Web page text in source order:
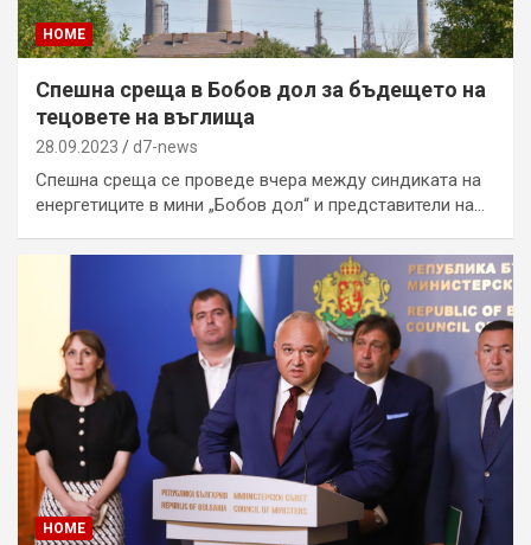
HOME
Спешна среща в Бобов дол за бъдещето на
тецовете на въглища
28.09.2023 d7-news
Спешна среща се проведе вчера между синдиката на
енергетиците в мини „Бобов дол“ и представители на…
HOME